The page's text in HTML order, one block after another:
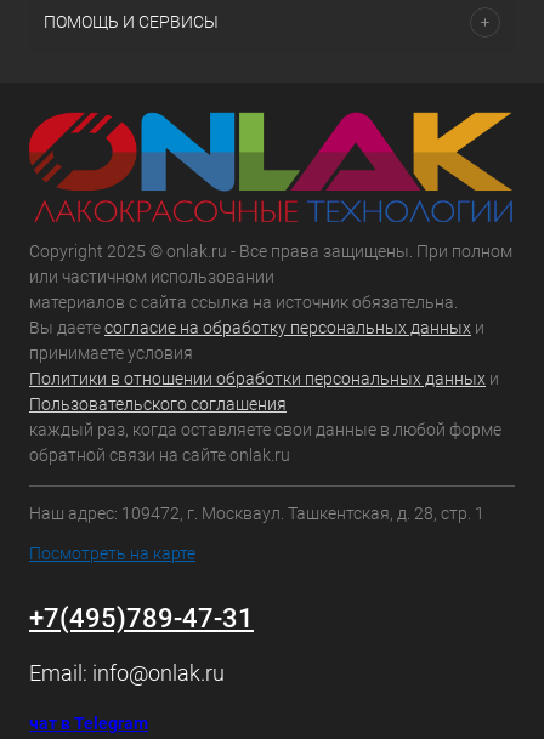
ПОМОЩЬ И СЕРВИСЫ
Copyright 2025 © onlak.ru - Все права защищены. При полном
или частичном использовании
материалов с сайта ссылка на источник обязательна.
Вы даетесогласие на обработку персональных данных и
принимаете условия
Политики в отношении обработки персональных данных и
Пользовательского соглашения
каждый раз, когда оставляете свои данные в любой форме
обратной связи на сайте onlak.ru
Наш адрес: 109472, г. Москваул. Ташкентская, д. 28, стр. 1
Посмотреть на карте
+7(495)789-47-31
Email: info@onlak.ru
чат в Telegram